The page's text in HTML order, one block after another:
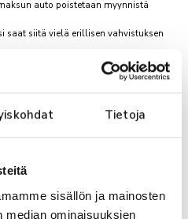
Tietoja
sisällön ja mainosten
median ominaisuuksien
auto poistetaan myynnistä
saat siitä vielä erillisen vahvistuksen
pian sinuun yhteydessä
puitteissa
lopullisesta kauppasummasta